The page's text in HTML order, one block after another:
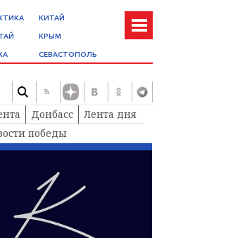
КИТАЙ
КРЫМ
СЕВАСТОПОЛЬ
Донбасс
Лента дня
победы